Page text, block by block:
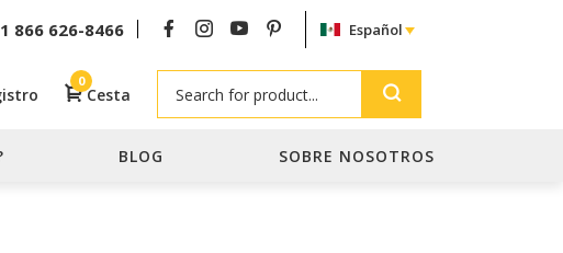
1 866 626-8466 Español
0
Cesta
BLOG SOBRE NOSOTROS